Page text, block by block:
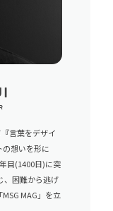
言葉をデザイ
想いを形に
目(1400日)に突
、困難から逃げ
MAG」を立